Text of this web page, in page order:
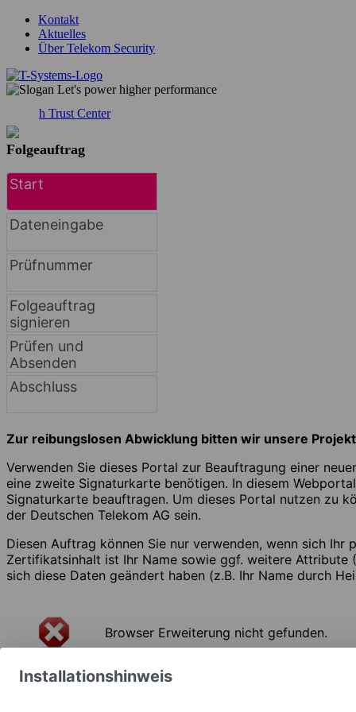
Kontakt
Aktuelles
Über Telekom Security
h Trust Center
Folgeauftrag
Start
Dateneingabe
Prüfnummer
Folgeauftrag
signieren
Prüfen und
Absenden
Abschluss
Zur reibungslosen Abwicklung bitten wir unsere
Verwenden Sie dieses Portal zur Beauftragung einer
eine zweite Signaturkarte benötigen. In diesem
Signaturkarte beauftragen. Um dieses Portal nutzen zu
der Deutschen Telekom AG sein.
Diesen Auftrag können Sie nur verwenden, wenn sich
Zertifikatsinhalt ist Ihr Name sowie ggf. weitere Attribute
sich diese Daten geändert haben (z.B. Ihr Name durch
Browser Erweiterung nicht gefunden.
Installationshinweis